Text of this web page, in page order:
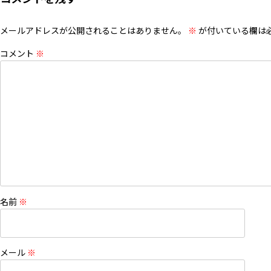
メールアドレスが公開されることはありません。 ※ が付いている欄は
コメント ※
名前 ※
メール ※